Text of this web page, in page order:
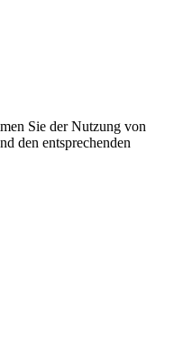
Sie der Nutzung von
den entsprechenden